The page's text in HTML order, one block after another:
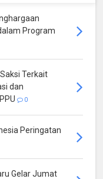
Program
Terkait
dan
0
Peringatan
Gelar Jumat